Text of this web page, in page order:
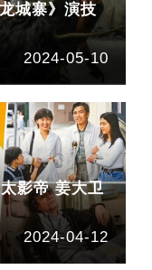
城寨》演技
2024-05-10
影帝 姜大卫
2024-04-12